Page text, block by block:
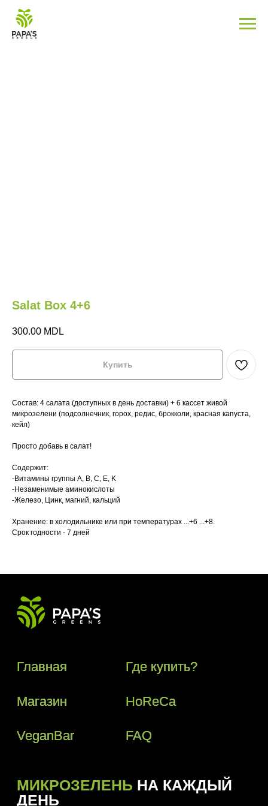
Salat Box 4+6
300.00 MDL
Купить
Состав: 4 салата (доступных в день доставки) + 6 кассет живой
микрозелени (подсолнечник, горох, редис, брокколи, красная капуста,
кейл)
Просто добавь в салат!
Содержит:
-Витамины группы A, B, C, E, K
-Незаменимые аминокислоты
-Железо, Цинк, магний, кальций
Хранение: в холодильнике или при температурах ...+6 ...+8.
Срок годности - 7 дней
Главная
Магазин
VeganBar
Где купить?
HoReCa
FAQ
Телефон:
+(373) 61 113 107
Почта:
Политика конфиденциальности
ДЕНЬ
Главная
Магазин
VeganBar
Где купить?
HoReCa
FAQ